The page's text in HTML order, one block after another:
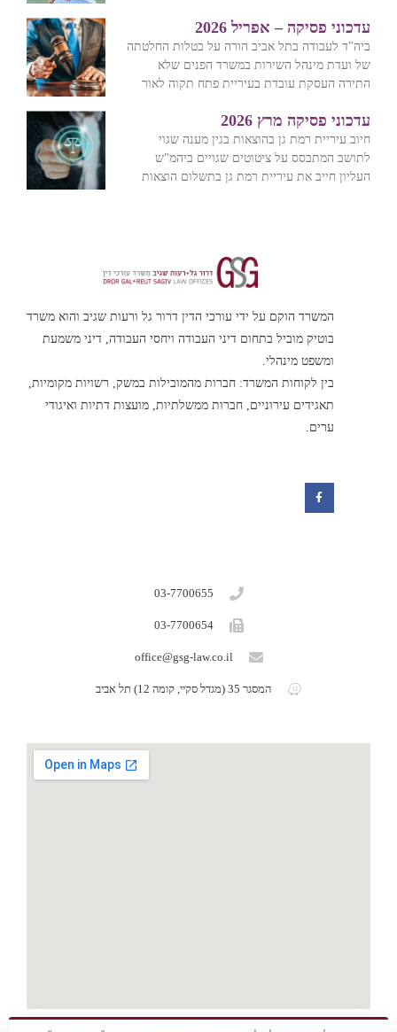
עדכוני פסיקה – אפריל 2026
ביה"ד לעבודה בתל אביב הורה על בטלות החלטתה
של ועדת מינהל השירות במשרד הפנים שלא
התירה העסקת עובדת בעיריית פתח תקוה לאור
עדכוני פסיקה מרץ 2026
חיוב עיריית רמת גן בהוצאות בגין מענה שגוי
לתושב המתבסס על ציטוטים שגויים ביהמ"ש
העליון חייב את עיריית רמת גן בתשלום הוצאות
המשרד הוקם על ידי עורכי הדין דרור גל ורעות שגיב והוא משרד
בוטיק מוביל בתחום דיני העבודה ויחסי העבודה, דיני משמעת
ומשפט מינהלי.
בין לקוחות המשרד: חברות מהמובילות במשק, רשויות מקומיות,
תאגידים עירוניים, חברות ממשלתיות, מועצות דתיות ואיגודי
ערים.
c
e
b
o
03-7700655
03-7700654
office@gsg-law.co.il
המסגר 35 (מגדל סקיי, קומה 12) תל אביב